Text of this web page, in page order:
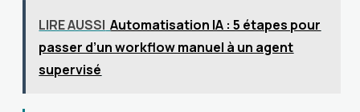
LIRE AUSSI Automatisation IA : 5 étapes pour
passer d’un workflow manuel à un agent
supervisé